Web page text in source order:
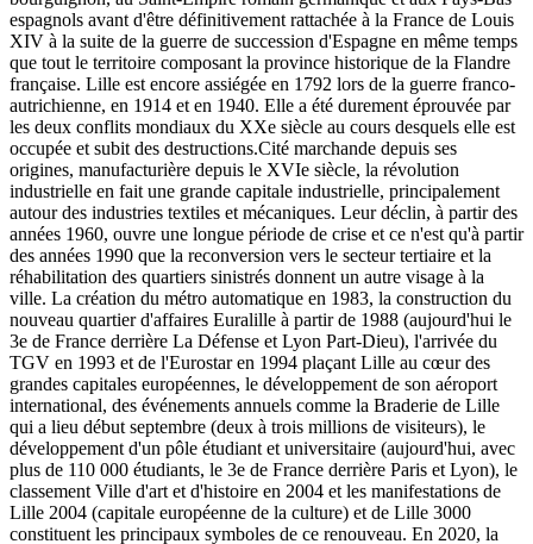
espagnols avant d'être définitivement rattachée à la France de Louis
XIV à la suite de la guerre de succession d'Espagne en même temps
que tout le territoire composant la province historique de la Flandre
française. Lille est encore assiégée en 1792 lors de la guerre franco-
autrichienne, en 1914 et en 1940. Elle a été durement éprouvée par
les deux conflits mondiaux du XXe siècle au cours desquels elle est
occupée et subit des destructions.Cité marchande depuis ses
origines, manufacturière depuis le XVIe siècle, la révolution
industrielle en fait une grande capitale industrielle, principalement
autour des industries textiles et mécaniques. Leur déclin, à partir des
années 1960, ouvre une longue période de crise et ce n'est qu'à partir
des années 1990 que la reconversion vers le secteur tertiaire et la
réhabilitation des quartiers sinistrés donnent un autre visage à la
ville. La création du métro automatique en 1983, la construction du
nouveau quartier d'affaires Euralille à partir de 1988 (aujourd'hui le
3e de France derrière La Défense et Lyon Part-Dieu), l'arrivée du
TGV en 1993 et de l'Eurostar en 1994 plaçant Lille au cœur des
grandes capitales européennes, le développement de son aéroport
international, des événements annuels comme la Braderie de Lille
qui a lieu début septembre (deux à trois millions de visiteurs), le
développement d'un pôle étudiant et universitaire (aujourd'hui, avec
plus de 110 000 étudiants, le 3e de France derrière Paris et Lyon), le
classement Ville d'art et d'histoire en 2004 et les manifestations de
Lille 2004 (capitale européenne de la culture) et de Lille 3000
constituent les principaux symboles de ce renouveau. En 2020, la